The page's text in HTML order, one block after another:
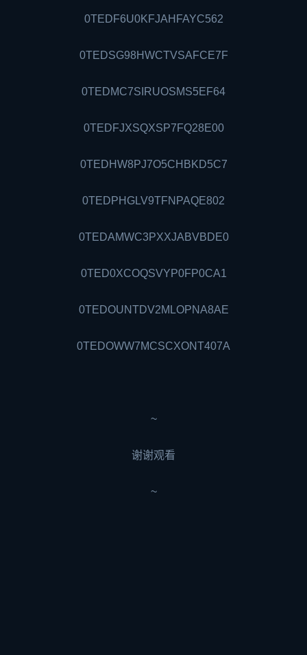
0TEDF6U0KFJAHFAYC562
0TEDSG98HWCTVSAFCE7F
0TEDMC7SIRUOSMS5EF64
0TEDFJXSQXSP7FQ28E00
0TEDHW8PJ7O5CHBKD5C7
0TEDPHGLV9TFNPAQE802
0TEDAMWC3PXXJABVBDE0
0TED0XCOQSVYP0FP0CA1
0TEDOUNTDV2MLOPNA8AE
0TEDOWW7MCSCXONT407A
~
谢谢观看
~